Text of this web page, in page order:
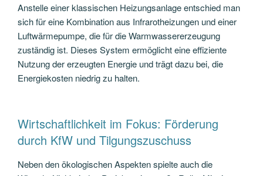
Anstelle einer klassischen Heizungsanlage entschied man
sich für eine Kombination aus Infrarotheizungen und einer
Luftwärmepumpe, die für die Warmwassererzeugung
zuständig ist. Dieses System ermöglicht eine effiziente
Nutzung der erzeugten Energie und trägt dazu bei, die
Energiekosten niedrig zu halten.
Wirtschaftlichkeit im Fokus: Förderung
durch KfW und Tilgungszuschuss
Neben den ökologischen Aspekten spielte auch die